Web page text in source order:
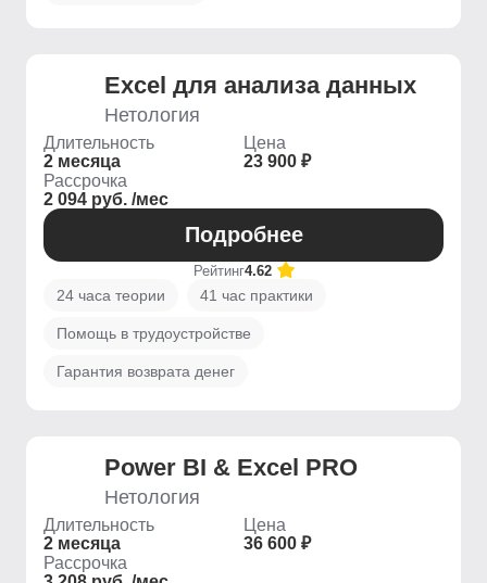
Excel для анализа данных
Нетология
Длительность
2 месяца
Цена
23 900 ₽
Рассрочка
2 094 руб. /мес
Подробнее
Рейтинг4.62
24 часа теории 41 час практики
Помощь в трудоустройстве
Гарантия возврата денег
Power BI & Excel PRO
Нетология
Длительность
2 месяца
Цена
36 600 ₽
Рассрочка